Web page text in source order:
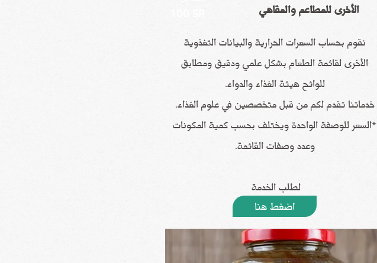
نقوم بحساب السعرات الحرارية والبيانات التغذوية
الأخرى لقائمة الطعام بشكل علمي ودقيق ومطابق
للوائح هيئة الغذاء والدواء.
خدماتنا تقدم لكم من قبل متخصصين في علوم الغذاء.
*السعر للوصفة الواحدة ويختلف بحسب كمية المكونات
وعدد وصفات القائمة.
لطلب الخدمة
الأخرى للمطاعم والمقاهي
اضغط هنا